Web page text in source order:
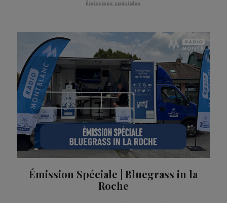
Émissions spéciales
Émission Spéciale | Bluegrass in la
Roche